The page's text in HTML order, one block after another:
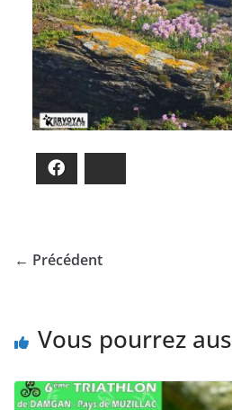
← Précédent
Vous pourrez